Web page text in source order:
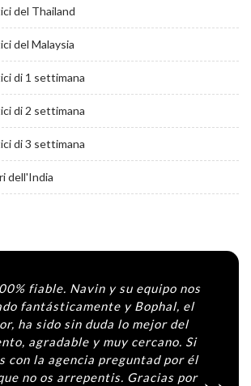
del Thailand
del Malaysia
di 1 settimana
di 2 settimana
di 3 settimana
dell'India
fiable. Navin y su equipo nos
fantásticamente y Bophal, el
ha sido sin duda lo mejor del
agradable y muy cercano. Si
con la agencia preguntad por él
no os arrepentis. Gracias por